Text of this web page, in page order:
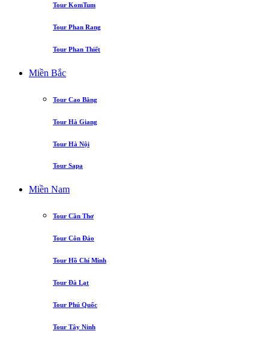
Tour KomTum
Tour Phan Rang
Tour Phan Thiết
Miền Bắc
Tour Cao Bằng
Tour Hà Giang
Tour Hà Nội
Tour Sapa
Miền Nam
Tour Cần Thơ
Tour Côn Đảo
Tour Hồ Chí Minh
Tour Đà Lạt
Tour Phú Quốc
Tour Tây Ninh